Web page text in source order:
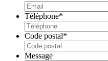
Téléphone*
Code postal*
Message